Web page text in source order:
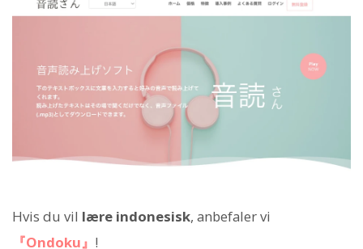
Hvis du vil lære indonesisk, anbefaler vi
『Ondoku』 !